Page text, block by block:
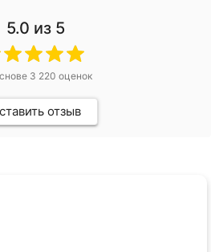
5.0 из 5
3 220 оценок
отзыв